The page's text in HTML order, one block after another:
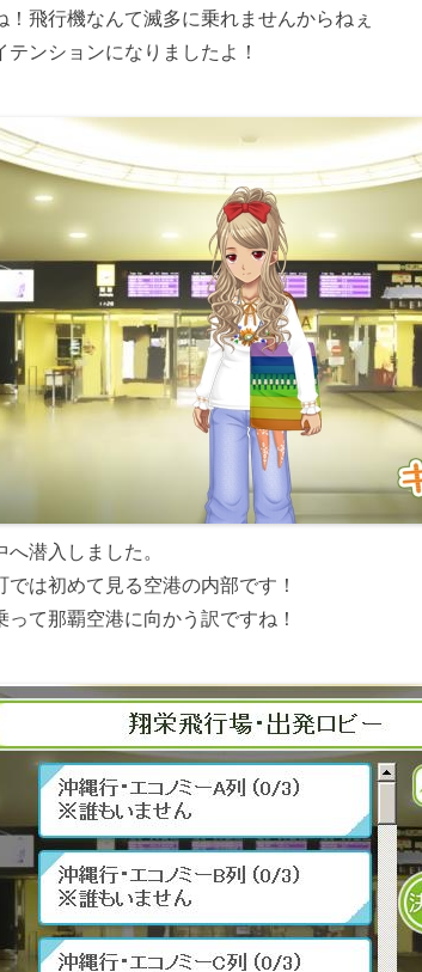
！飛行機なんて滅多に乗れませんからねぇ
ンションになりましたよ！
潜入しました。
では初めて見る空港の内部です！
って那覇空港に向かう訳ですね！